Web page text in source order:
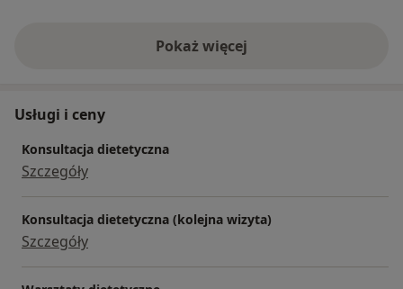
Pokaż więcejo doświadczeniu
Usługi i ceny
Konsultacja dietetyczna
Szczegóły
Konsultacja dietetyczna (kolejna wizyta)
Szczegóły